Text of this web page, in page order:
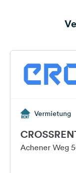
Vermietung
Achener Weg